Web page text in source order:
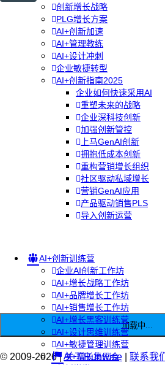
创新增长战略
PLG增长方案
AI+创新加速
AI+管理教练
AI+设计冲刺
企业敏捷转型
AI+创新指南2025
企业如何快速采用AI
重塑未来的战略
企业深科技创新
加强创新管控
上马GenAI创新
拥抱低成本创新
重构营销增长组织
社区驱动私域增长
营销GenAI应用
产品驱动销售PLS
导入创新运营
AI+创新训练营
企业AI创新工作坊
AI+增长战略工作坊
AI+品牌增长工作坊
AI+销售增长工作坊
AI+增长黑客训练营
AI+设计思维训练营
AI+敏捷管理训练营
AI+增长集思会
加载中...
© 2009-2026 |关于Runwise 联系我们